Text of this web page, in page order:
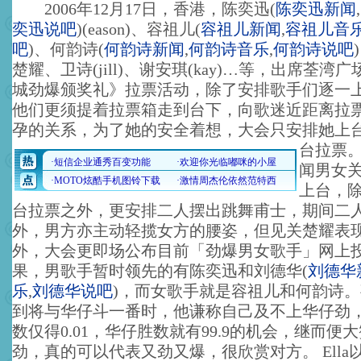
2006年12月17日，香港，陈奕迅(陈奕迅新闻,
奕迅说吧)(eason)、容祖儿(容祖儿新闻,容祖儿音
吧)、何韵诗(何韵诗新闻,何韵诗音乐,何韵诗说吧)
楚耀、卫诗(jill)、谢安琪(kay)…等，出席荃湾广
城劲爆颁奖礼》拉票活动，除了安排歌手们逐一
他们更须提着拉票箱走到台下，向歌迷近距离拉
孕的关系，为了她的安全着想，大会只安排她上
台拉票
闻男女
上台，
台拉票之外，更安排二人摆出跳舞甫士，期间二
外，男方亦主动轻揽女方的腰姿，但见关楚耀表
外，大会更即场公布目前「劲爆男女歌手」网上
果，男歌手暂时领先的有陈奕迅和刘德华(刘德华
乐,刘德华说吧) ，而女歌手就是容祖儿和何韵诗
到将与华仔斗一番时，他谦称自己及不上华仔劲
数仅得0.01，华仔胜数就有99.9的机会，继而便
劲，真的可以代表又劲又爆，很欣赏对方。 Ella